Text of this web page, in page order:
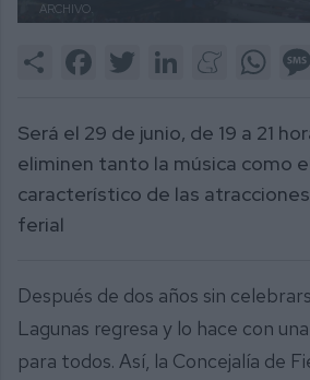
ARCHIVO.
Share FacebookTwitter LinkedInMeneame
Será el 29 de junio, de 19 a 21
eliminen tanto la música como
característico de las
ferial
Después de dos años sin
Lagunas regresa y lo hace con
para todos. Así, la Concejalía de